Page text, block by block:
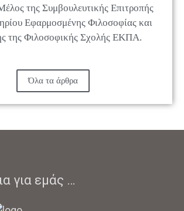
της Συμβουλευτικής Επιτροπής
Εφαρμοσμένης Φιλοσοφίας και
της Φιλοσοφικής Σχολής ΕΚΠΑ.
Όλα τα άρθρα
για εμάς …